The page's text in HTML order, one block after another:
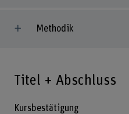
Methodik
Titel + Abschluss
Kursbestätigung